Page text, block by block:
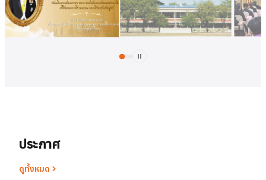
ประกาศ
ดูทั้งหมด